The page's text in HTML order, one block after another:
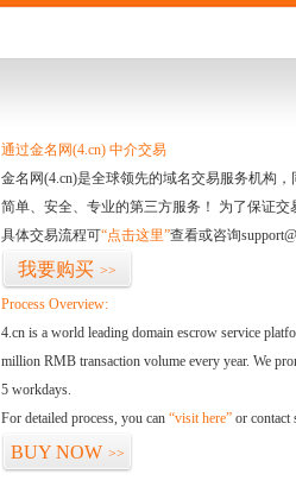
通过金名网(4.cn) 中介交易
金名网(4.cn)是全球领先的域名交易服务机构
简单、安全、专业的第三方服务！ 为了保证
具体交易流程可“点击这里”查看或咨询
我要购买 >>
Process Overview:
4.cn is a world leading domain escrow service
million RMB transaction volume every year. We
5 workdays.
For detailed process, you can “visit here” or contact
BUY NOW >>